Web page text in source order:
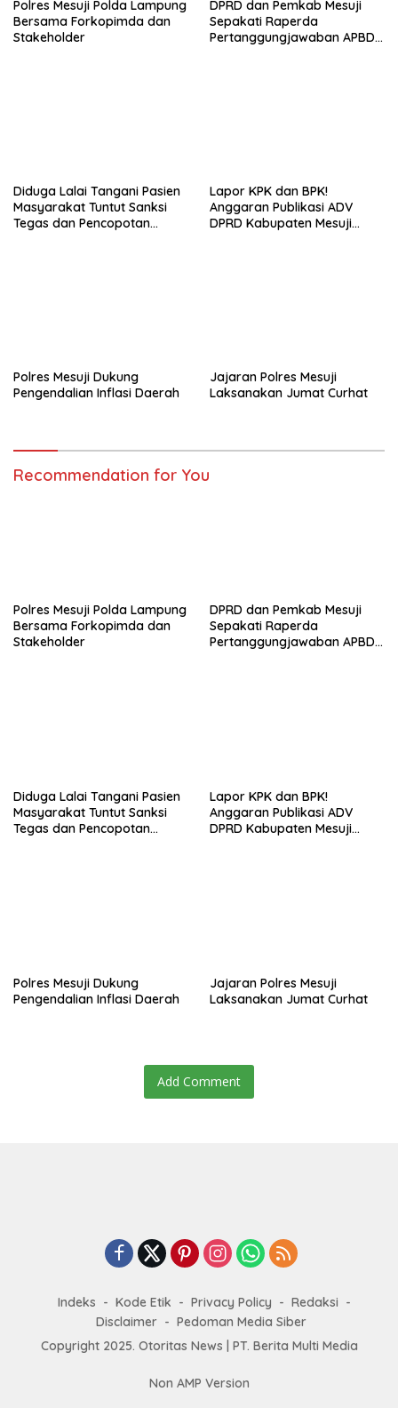
Polres Mesuji Polda Lampung
Bersama Forkopimda dan
Stakeholder
DPRD dan Pemkab Mesuji
Sepakati Raperda
Pertanggungjawaban APBD
Diduga Lalai Tangani Pasien
Masyarakat Tuntut Sanksi
Tegas dan Pencopotan
Lapor KPK dan BPK!
Anggaran Publikasi ADV
DPRD Kabupaten Mesuji
Polres Mesuji Dukung
Pengendalian Inflasi Daerah
Jajaran Polres Mesuji
Laksanakan Jumat Curhat
Recommendation for You
Polres Mesuji Polda Lampung
Bersama Forkopimda dan
Stakeholder
DPRD dan Pemkab Mesuji
Sepakati Raperda
Pertanggungjawaban APBD
Diduga Lalai Tangani Pasien
Masyarakat Tuntut Sanksi
Tegas dan Pencopotan
Lapor KPK dan BPK!
Anggaran Publikasi ADV
DPRD Kabupaten Mesuji
Polres Mesuji Dukung
Pengendalian Inflasi Daerah
Jajaran Polres Mesuji
Laksanakan Jumat Curhat
Add Comment
Indeks Kode Etik Privacy Policy
Redaksi
Disclaimer
Pedoman Media Siber
Copyright 2025. Otoritas News | PT. Berita Multi Media
Non AMP Version